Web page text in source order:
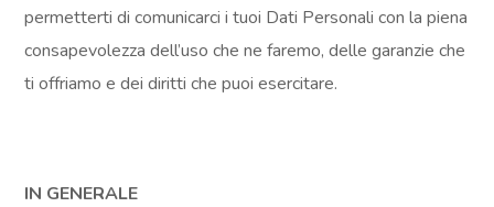
permetterti di comunicarci i tuoi Dati Personali con la piena
consapevolezza dell’uso che ne faremo, delle garanzie che
ti offriamo e dei diritti che puoi esercitare.
IN GENERALE